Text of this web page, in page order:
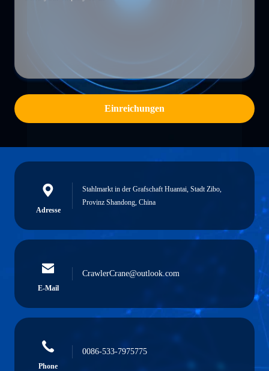
Einreichungen
Adresse
Stahlmarkt in der Grafschaft Huantai, Stadt Zibo,
Provinz Shandong, China
E-Mail
CrawlerCrane@outlook.com
Phone
0086-533-7975775